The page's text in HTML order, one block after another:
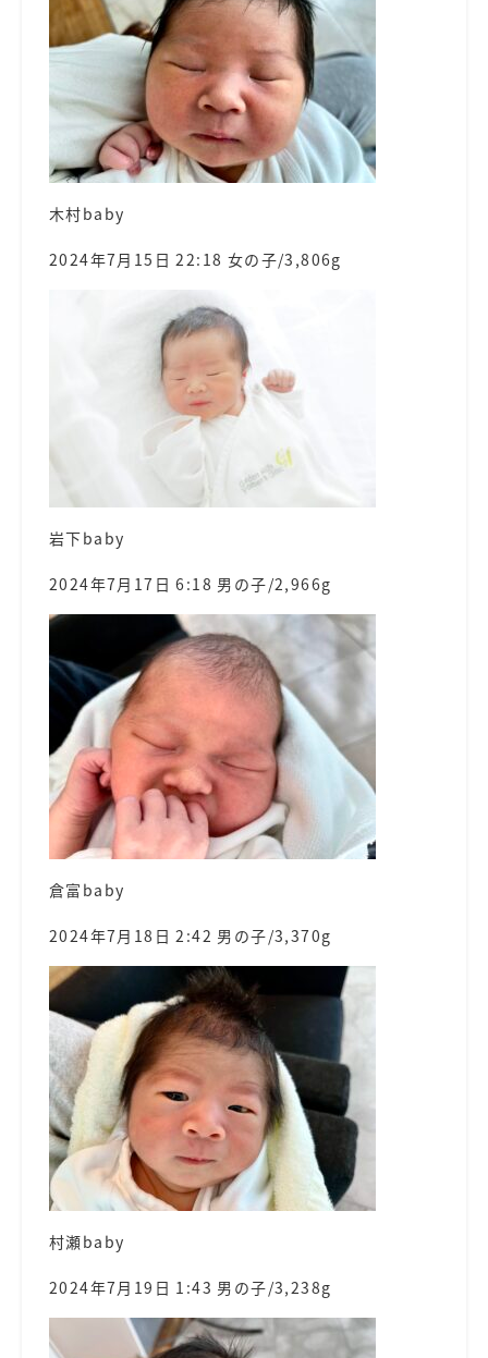
木村baby
2024年7月15日 22:18 女の子/3,806g
岩下baby
2024年7月17日 6:18 男の子/2,966g
倉富baby
2024年7月18日 2:42 男の子/3,370g
村瀬baby
2024年7月19日 1:43 男の子/3,238g